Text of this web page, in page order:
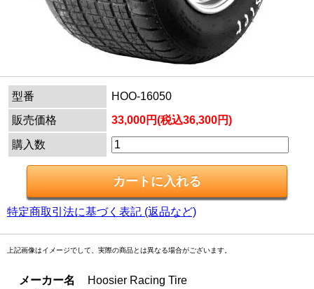
型番
HOO-16050
販売価格
33,000円(税込36,300円)
購入数
特定商取引法に基づく表記 (返品など)
上記画像はイメージでして、実際の商品とは異なる場合がございます。
メーカー名
Hoosier Racing Tire